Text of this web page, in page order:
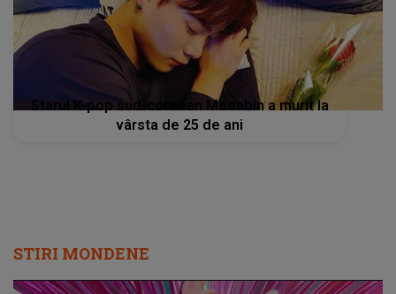
Starul K-pop sud-coreean Moonbin a murit la
vârsta de 25 de ani
STIRI MONDENE